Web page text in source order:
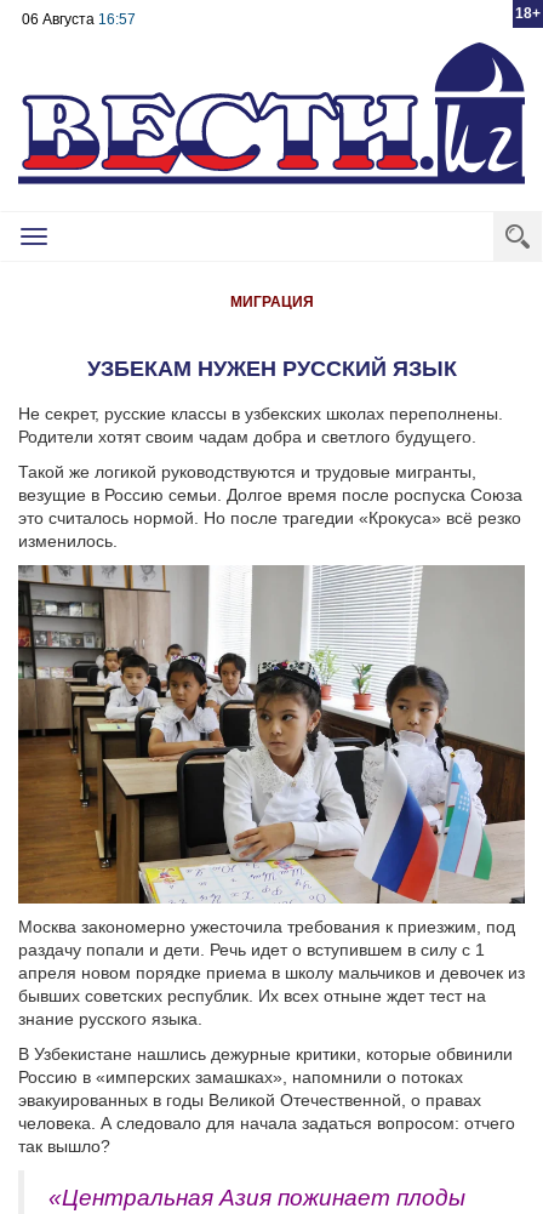
18+
06 Августа 16:57
Toggle
МИГРАЦИЯ
УЗБЕКАМ НУЖЕН РУССКИЙ ЯЗЫК
Не секрет, русские классы в узбекских школах переполнены.
Родители хотят своим чадам добра и светлого будущего.
Такой же логикой руководствуются и трудовые мигранты,
везущие в Россию семьи. Долгое время после роспуска Союза
это считалось нормой. Но после трагедии «Крокуса» всё резко
изменилось.
Москва закономерно ужесточила требования к приезжим, под
раздачу попали и дети. Речь идет о вступившем в силу с 1
апреля новом порядке приема в школу мальчиков и девочек из
бывших советских республик. Их всех отныне ждет тест на
знание русского языка.
В Узбекистане нашлись дежурные критики, которые обвинили
Россию в «имперских замашках», напомнили о потоках
эвакуированных в годы Великой Отечественной, о правах
человека. А следовало для начала задаться вопросом: отчего
так вышло?
«Центральная Азия пожинает плоды